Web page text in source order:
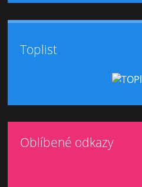
Toplist
Oblíbené odkazy